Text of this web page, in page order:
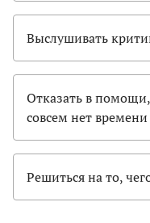
Выслушивать
Отказать в
совсем нет времени
Решиться на то,